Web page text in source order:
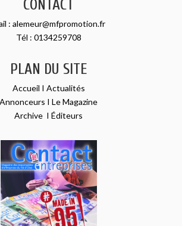
CONTACT
:alemeur@mfpromotion.fr
Tél : 0134259708
PLAN DU SITE
Accueil I Actualités
Annonceurs ILe Magazine
Archive IÉditeurs